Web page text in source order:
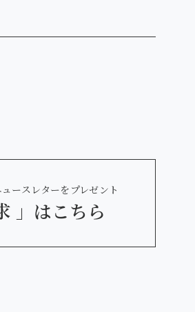
ースレターをプレゼント
」 はこちら